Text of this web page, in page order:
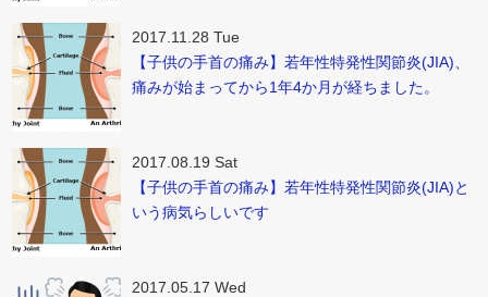
2017.11.28 Tue
【子供の手首の痛み】若年性特発性関節炎(JIA)、
痛みが始まってから1年4か月が経ちました。
2017.08.19 Sat
【子供の手首の痛み】若年性特発性関節炎(JIA)と
いう病気らしいです
2017.05.17 Wed